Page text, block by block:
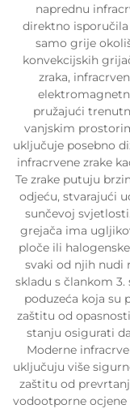
naprednu
direktno
samo grije
konvekcijskih
zraka,
pružajući
vanjskim
uključuje posebno
infracrvene zrake
Te zrake putuju
odjeću, stvarajući
sunčevoj
grejača ima
ploče ili
svaki od njih nudi
skladu s člankom
poduzeća koja su
zaštitu od
stanju osigurati
Moderne
uključuju više
zaštitu od
vodootporne ocjene